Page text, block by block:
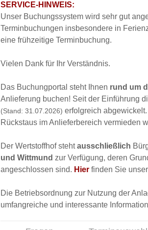
SERVICE-HINWEIS:
Unser Buchungssystem wird sehr gut
Terminbuchungen insbesondere in
eine frühzeitige Terminbuchung.
Vielen Dank für Ihr Verständnis.
Das Buchungportal steht Ihnen rund um
Anlieferung buchen! Seit der Einführung
(Stand: 31.07.2026) erfolgreich
Rückstaus im Anlieferbereich vermieden
Der Wertstoffhof stehtausschließlich
und Wittmund zur Verfügung, deren
angeschlossen sind. Hierfinden Sie
Die Betriebsordnung zur Nutzung der
umfangreiche und interessante